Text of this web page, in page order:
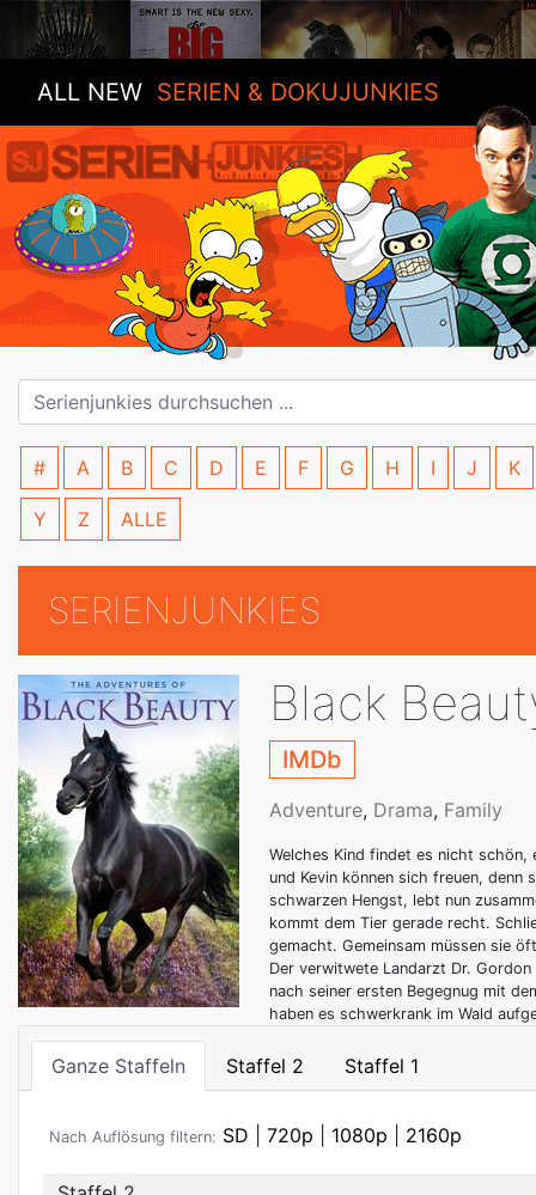
ALL NEW SERIEN & DOKUJUNKIES
# A B C D E F G H I J K
Y Z ALLE
SERIENJUNKIES
Black
IMDb
Adventure, Drama, Family
Welches Kind findet es nicht schön,
und Kevin können sich freuen, denn
schwarzen Hengst, lebt nun
kommt dem Tier gerade recht.
gemacht. Gemeinsam müssen sie
Der verwitwete Landarzt Dr.
nach seiner ersten Begegnug mit
haben es schwerkrank im Wald
Ganze Staffeln Staffel 2 Staffel 1
Nach Auflösung filtern: SD 720p 1080p 2160p